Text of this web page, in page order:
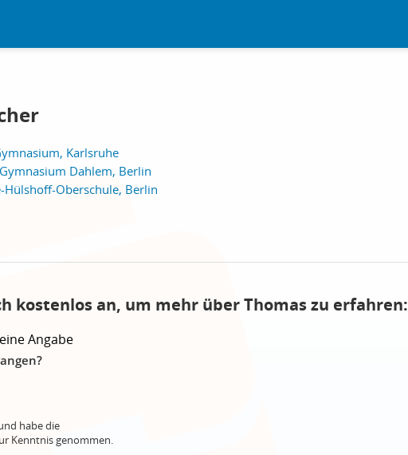
Karlsruhe
Dahlem, Berlin
Hülshoff-Oberschule, Berlin
kostenlos an, um mehr über Thomas zu erfahren:
Angabe
habe die
Kenntnis genommen.